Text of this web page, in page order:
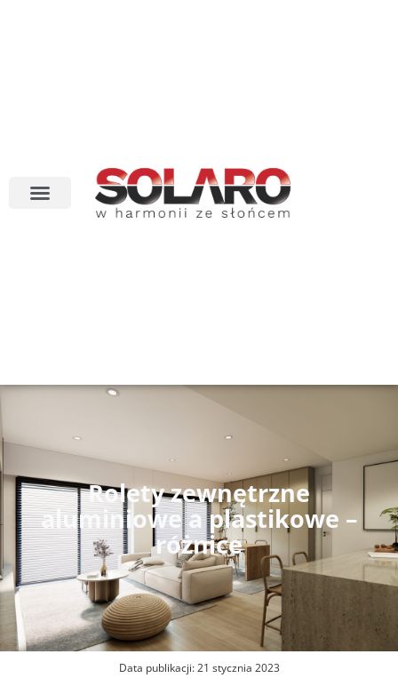
Rolety zewnętrzne
aluminiowe a plastikowe –
różnice
Data publikacji:21 stycznia 2023